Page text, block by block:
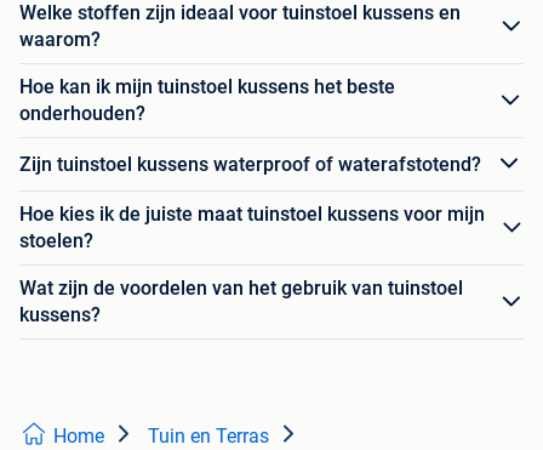
Welke stoffen zijn ideaal voor tuinstoel kussens en
waarom?
Hoe kan ik mijn tuinstoel kussens het beste
onderhouden?
Zijn tuinstoel kussens waterproof of waterafstotend?
Hoe kies ik de juiste maat tuinstoel kussens voor mijn
stoelen?
Wat zijn de voordelen van het gebruik van tuinstoel
kussens?
Home Tuin en Terras